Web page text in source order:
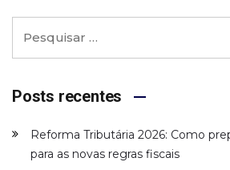
Posts recentes
Reforma Tributária 2026: Como
para as novas regras fiscais